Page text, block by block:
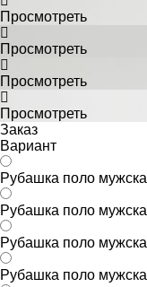
Просмотреть
Просмотреть
Просмотреть
Просмотреть
Заказ
Вариант
Рубашка поло
Рубашка поло
Рубашка поло
Рубашка поло